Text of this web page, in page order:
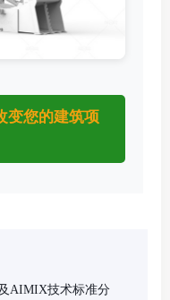
变您的建筑项
AIMIX技术标准分